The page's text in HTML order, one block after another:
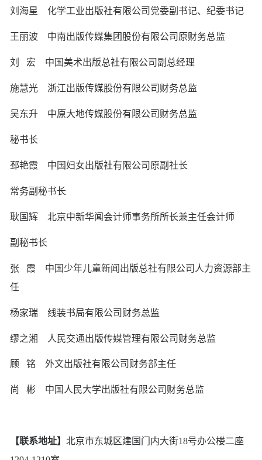
刘海星 化学工业出版社有限公司党委副书记、纪委书记
王丽波 中南出版传媒集团股份有限公司原财务总监
刘 宏 中国美术出版总社有限公司副总经理
施慧光 浙江出版传媒股份有限公司财务总监
吴东升 中原大地传媒股份有限公司财务总监
秘书长
邳艳霞 中国妇女出版社有限公司原副社长
常务副秘书长
耿国辉 北京中新华闻会计师事务所所长兼主任会计师
副秘书长
张 霞 中国少年儿童新闻出版总社有限公司人力资源部主
任
杨家瑞 线装书局有限公司财务总监
缪之湘 人民交通出版传媒管理有限公司财务总监
顾 铭 外文出版社有限公司财务部主任
尚 彬 中国人民大学出版社有限公司财务总监
【联系地址】 北京市东城区建国门内大街18号办公楼二座